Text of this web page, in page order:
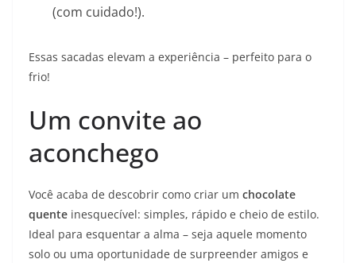
(com cuidado!).
Essas sacadas elevam a experiência – perfeito para o
frio!
Um convite ao
aconchego
Você acaba de descobrir como criar um chocolate
quente inesquecível: simples, rápido e cheio de estilo.
Ideal para esquentar a alma – seja aquele momento
solo ou uma oportunidade de surpreender amigos e